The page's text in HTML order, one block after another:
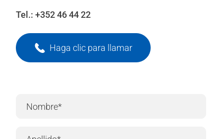
Tel.: +352 46 44 22
Haga clic para llamar